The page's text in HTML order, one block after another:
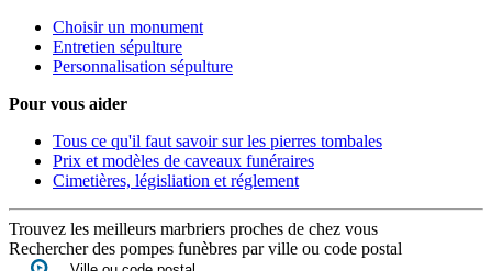
Choisir un monument
Entretien sépulture
Personnalisation sépulture
Pour vous aider
Tous ce qu'il faut savoir sur les pierres tombales
Prix et modèles de caveaux funéraires
Cimetières, législiation et réglement
Trouvez les meilleurs marbriers proches de chez vous
Rechercher des pompes funèbres par ville ou code postal